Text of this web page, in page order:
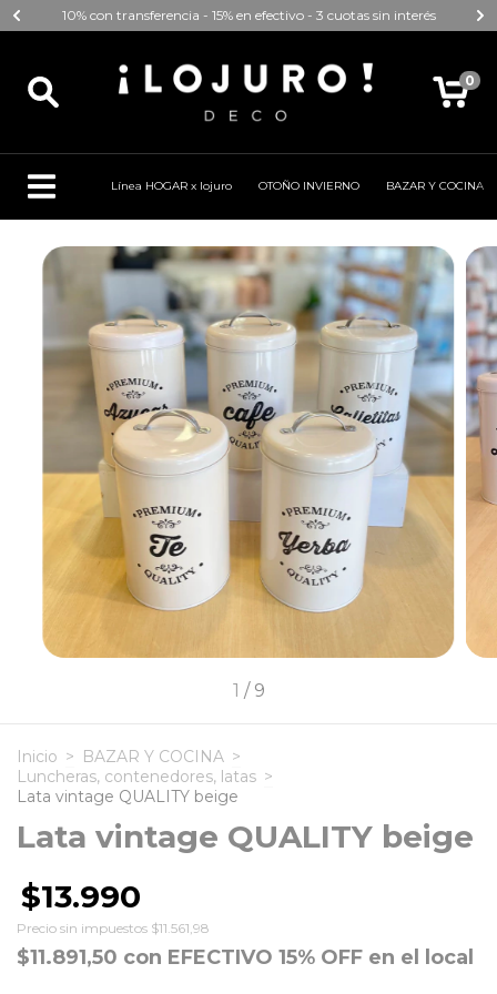
10% con transferencia - 15% en efectivo - 3 cuotas sin interés
0
Línea HOGAR x lojuro OTOÑO INVIERNO BAZAR Y COCINA
1 / 9
Inicio > BAZAR Y COCINA >
Luncheras, contenedores, latas >
Lata vintage QUALITY beige
Lata vintage QUALITY beige
$13.990
Precio sin impuestos $11.561,98
$11.891,50 con EFECTIVO 15% OFF en el local